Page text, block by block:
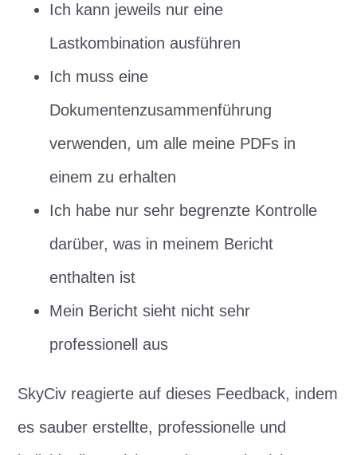
Ich kann jeweils nur eine
Lastkombination ausführen
Ich muss eine
Dokumentenzusammenführung
verwenden, um alle meine PDFs in
einem zu erhalten
Ich habe nur sehr begrenzte Kontrolle
darüber, was in meinem Bericht
enthalten ist
Mein Bericht sieht nicht sehr
professionell aus
SkyCiv reagierte auf dieses Feedback, indem
es sauber erstellte, professionelle und